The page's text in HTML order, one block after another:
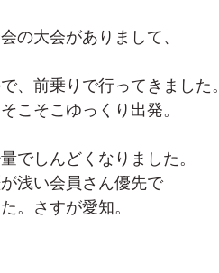
の大会がありまして、
、前乗りで行ってきました。
こそこゆっくり出発。
でしんどくなりました。
浅い会員さん優先で
。さすが愛知。